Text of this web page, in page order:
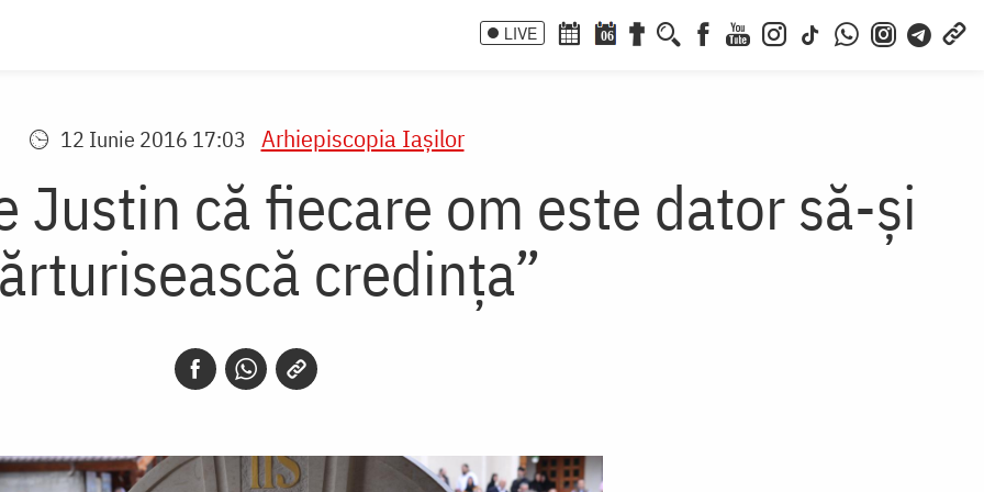
LIVE 06
12 Iunie 2016 17:03 Arhiepiscopia Iaşilor
Justin că fiecare om este dator să-și
credința”